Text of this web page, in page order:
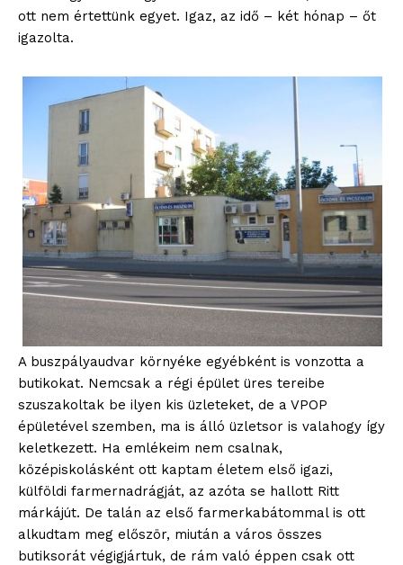
ott nem értettünk egyet. Igaz, az idő – két hónap – őt
igazolta.
A buszpályaudvar környéke egyébként is vonzotta a
butikokat. Nemcsak a régi épület üres tereibe
szuszakoltak be ilyen kis üzleteket, de a VPOP
épületével szemben, ma is álló üzletsor is valahogy így
keletkezett. Ha emlékeim nem csalnak,
középiskolásként ott kaptam életem első igazi,
külföldi farmernadrágját, az azóta se hallott Ritt
márkájút. De talán az első farmerkabátommal is ott
alkudtam meg először, miután a város összes
butiksorát végigjártuk, de rám való éppen csak ott